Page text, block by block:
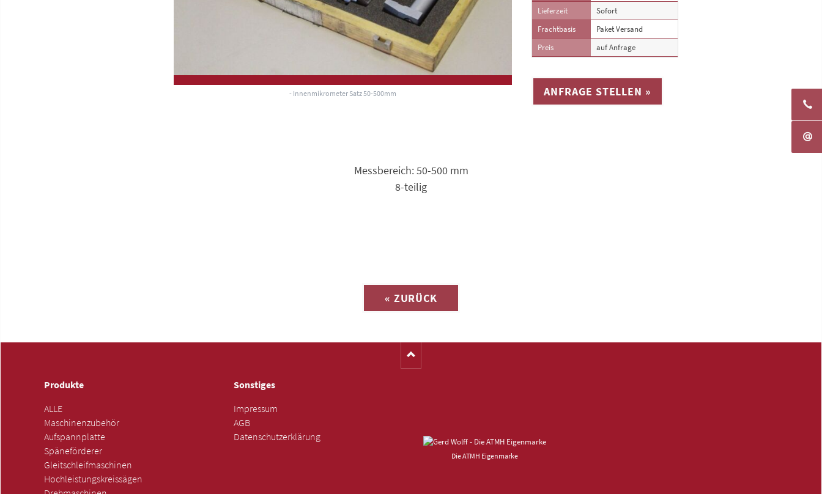
- Innenmikrometer Satz 50-500mm
Lieferzeit
Sofort
Frachtbasis
Paket Versand
Preis
auf Anfrage
ANFRAGE STELLEN »
Messbereich: 50-500 mm
8-teilig
« ZURÜCK
Produkte
ALLE
Maschinenzubehör
Aufspannplatte
Späneförderer
Gleitschleifmaschinen
Hochleistungskreissägen
Sonstiges
Impressum
AGB
Datenschutzerklärung
Die ATMH Eigenmarke